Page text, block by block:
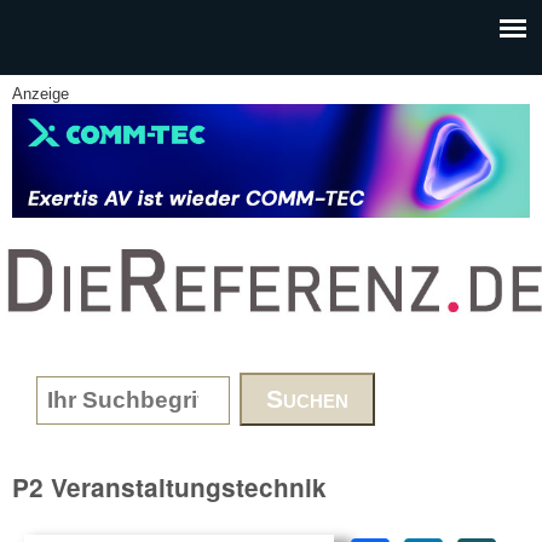
Anzeige
www.DieReferenz.de
Search form
P2 Veranstaltungstechnik